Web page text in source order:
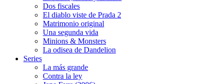
Dos fiscales
El diablo viste de Prada 2
Matrimonio original
Una segunda vida
Minions & Monsters
La odisea de Dandelion
Series
La más grande
Contra la ley